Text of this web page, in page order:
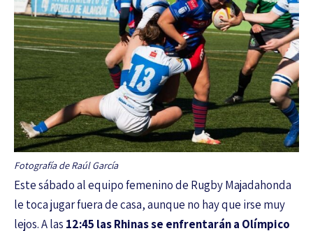
Fotografía de Raúl García
Este sábado al equipo femenino de Rugby Majadahonda
le toca jugar fuera de casa, aunque no hay que irse muy
lejos. A las 12:45 las Rhinas se enfrentarán a Olímpico